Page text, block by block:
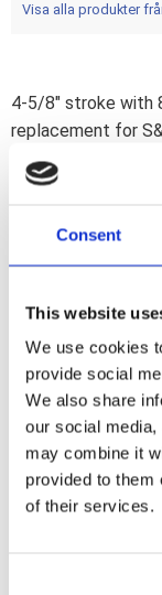
Consent
This website
We use cookies
provide social
We also share
our social
may combine it
provided to them
of their services.
Visa alla produkter
4-5/8" stroke with
replacement for
getting the right
exactly set-up
F
c
e
b
o
o
k
Omdömen